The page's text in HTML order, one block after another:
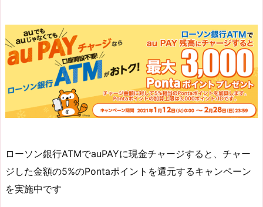
ローソン銀行ATMでauPAYに現金チャージすると、チャー
ジした金額の5%のPontaポイントを還元するキャンペーン
を実施中です